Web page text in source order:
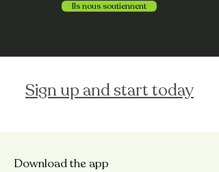
Ils nous soutiennent
Sign up and start today
Download the app